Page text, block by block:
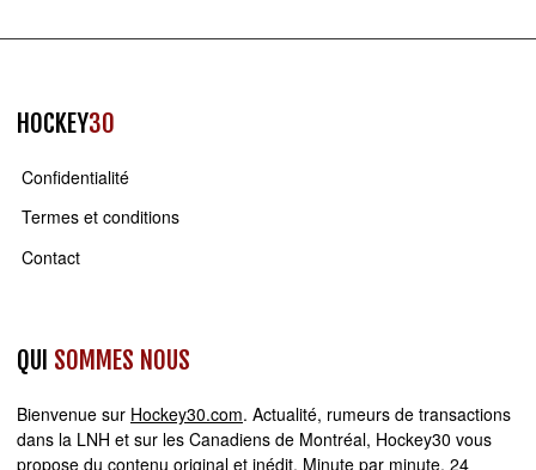
HOCKEY30
Confidentialité
Termes et conditions
Contact
QUI SOMMES NOUS
Bienvenue sur Hockey30.com. Actualité, rumeurs de transactions
dans la LNH et sur les Canadiens de Montréal, Hockey30 vous
propose du contenu original et inédit. Minute par minute, 24